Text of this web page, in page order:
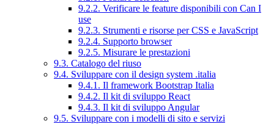
9.2.2. Verificare le feature disponibili con Can I
use
9.2.3. Strumenti e risorse per CSS e JavaScript
9.2.4. Supporto browser
9.2.5. Misurare le prestazioni
9.3. Catalogo del riuso
9.4. Sviluppare con il design system .italia
9.4.1. Il framework Bootstrap Italia
9.4.2. Il kit di sviluppo React
9.4.3. Il kit di sviluppo Angular
9.5. Sviluppare con i modelli di sito e servizi